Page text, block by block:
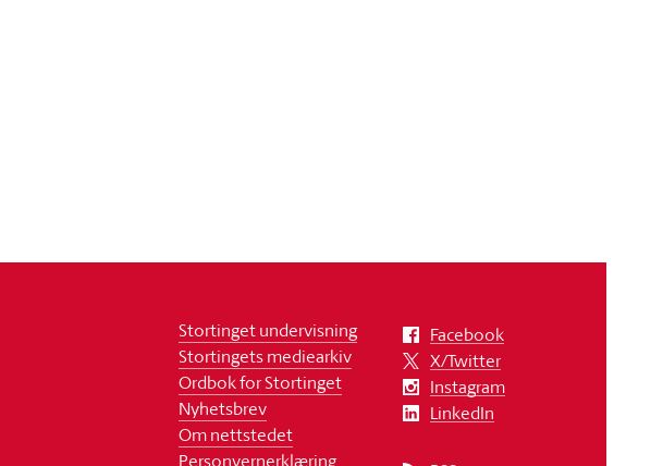
Stortinget undervisning
Stortingets mediearkiv
Ordbok for Stortinget
Nyhetsbrev
Om nettstedet
Personvernerklæring
Facebook
X/Twitter
Instagram
LinkedIn